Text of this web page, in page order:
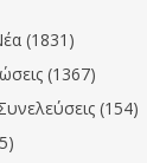
(1831)
(1367)
(154)